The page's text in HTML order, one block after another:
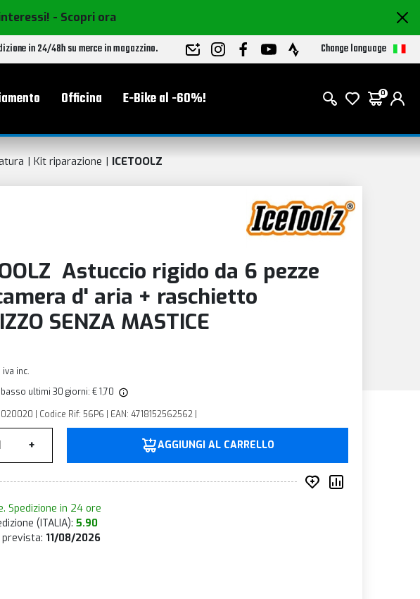
- Scopri ora
in 24/48h su merce in magazzino. Change language
Officina E-Bike al -60%! 0
Astuccio rigido da 6 pezze
d' aria + raschietto
SENZA MASTICE
iva inc.
ultimi 30 giorni: € 1,70
| Codice Rif: 56P6 | EAN: 4718152562562 |
+ AGGIUNGI AL CARRELLO
Inserisci nei
Spedizione in 24 ore
(ITALIA): 5.90
prevista: 11/08/2026
Kit riparazione ICETOOLZ